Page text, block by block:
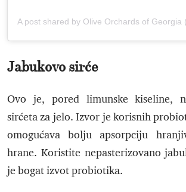
Jabukovo sirće
Ovo je, pored limunske kiseline,
sirćeta za jelo. Izvor je korisnih
omogućava bolju apsorpciju
hrane. Koristite nepasterizovano
je bogat izvot probiotika.